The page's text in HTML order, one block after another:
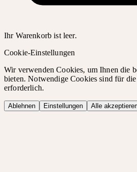
Ihr Warenkorb ist leer.
Cookie-Einstellungen
Wir verwenden Cookies, um Ihnen die
bieten. Notwendige Cookies sind für
erforderlich.
Ablehnen Einstellungen Alle